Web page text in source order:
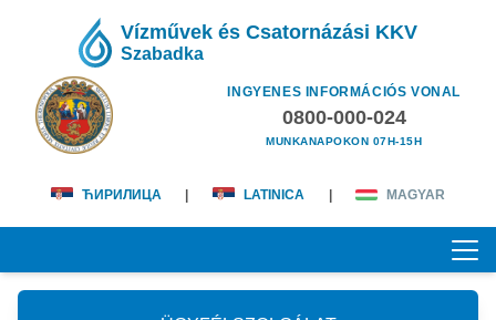
Vízművek és Csatornázási KKV
Szabadka
INGYENES INFORMÁCIÓS VONAL
0800-000-024
MUNKANAPOKON 07H-15H
ЋИРИЛИЦА LATINICA MAGYAR